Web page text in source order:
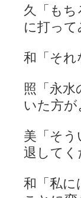
久「も
に打っ
和「それ
照「永
いた方が
美「そ
退してく
和「私に